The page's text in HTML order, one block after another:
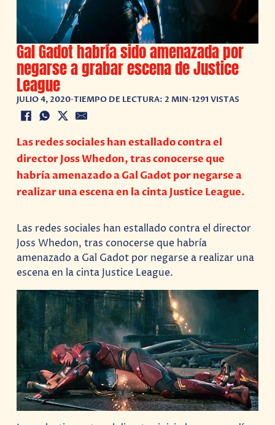
Gal Gadot habría sido amenazada por
negarse a grabar escena de Justice
League
JULIO 4, 2020•TIEMPO DE LECTURA: 2 MIN•1291 VISTAS
Las redes sociales han estallado contra el
director Joss Whedon, tras conocerse que
habría amenazado a Gal Gadot por negarse a
realizar una escena en la cinta Justice League.
Las redes sociales han estallado contra el director
Joss Whedon, tras conocerse que habría
amenazado a Gal Gadot por negarse a realizar una
escena en la cinta Justice League.